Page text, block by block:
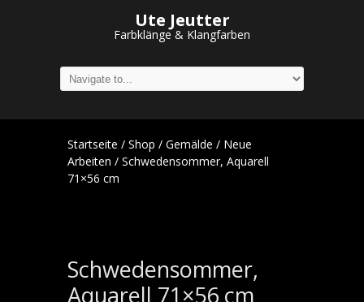
Ute Jeutter
Farbklänge & Klangfarben
Startseite / Shop / Gemälde / Neue
Arbeiten / Schwedensommer, Aquarell
71×56 cm
Schwedensommer,
Aquarell 71×56 cm